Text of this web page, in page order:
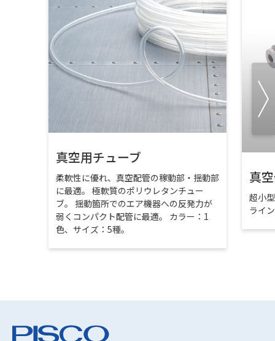
真空用チューブ
柔軟性に優れ、真空配管の稼動部・揺動部
に最適。 極軟質のポリウレタンチュー
ブ。 揺動箇所でのエア機器への反発力が
弱くコンパクト配管に最適。 カラー：1
色、サイズ：5種。
真
超小
ライ